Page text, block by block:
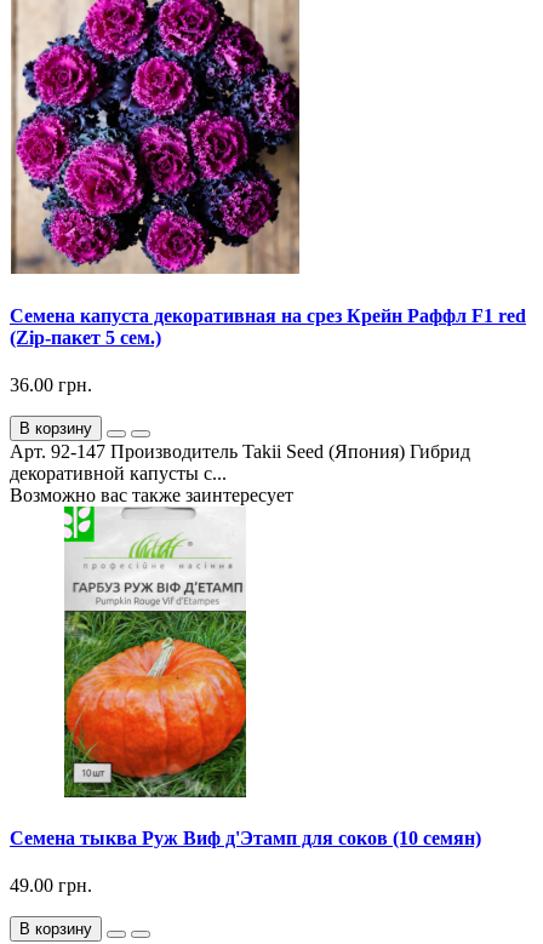
Семена капуста декоративная на срез Крейн Раффл F1 red
(Zip-пакет 5 сем.)
36.00 грн.
В корзину
Арт. 92-147 Производитель Takii Seed (Япония) Гибрид
декоративной капусты с...
Возможно вас также заинтересует
Семена тыква Руж Виф д'Этамп для соков (10 семян)
49.00 грн.
В корзину